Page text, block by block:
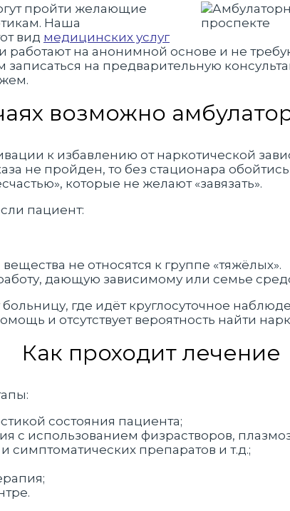
пройти желающие
Наша
вид медицинских услуг
работают на анонимной основе и не
на предварительную
возможно
к избавлению от наркотической
не пройден, то без стационара
которые не желают «завязать».
пациент:
не относятся к группе «тяжёлых».
дающую зависимому или семье
где идёт круглосуточное
и отсутствует вероятность найти
Как проходит лечение
состояния пациента;
с использованием физрастворов,
симптоматических препаратов и т.д.;